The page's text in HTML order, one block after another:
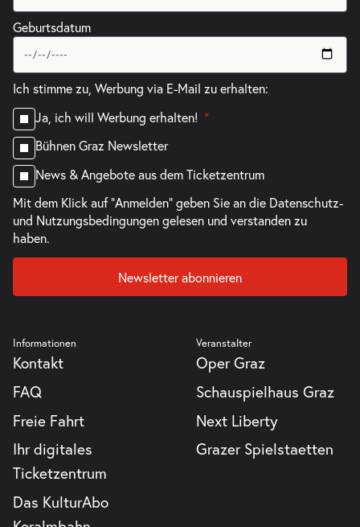
Geburtsdatum
Ich stimme zu, Werbung via E-Mail zu erhalten:
Ja, ich will Werbung erhalten!
Bühnen Graz Newsletter
News & Angebote aus dem Ticketzentrum
Mit dem Klick auf "Anmelden" geben Sie an die Datenschutz-
und Nutzungsbedingungen gelesen und verstanden zu
haben.
Newsletter abonnieren
Informationen
Kontakt
FAQ
Freie Fahrt
Ihr digitales
Ticketzentrum
Das KulturAbo
Veranstalter
Oper Graz
Schauspielhaus Graz
Next Liberty
Grazer Spielstaetten